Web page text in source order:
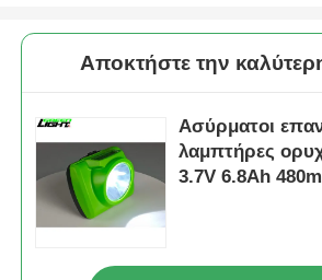
Αποκτήστε την
Ασύρματοι
λαμπτήρες
3.7V 6.8Ah